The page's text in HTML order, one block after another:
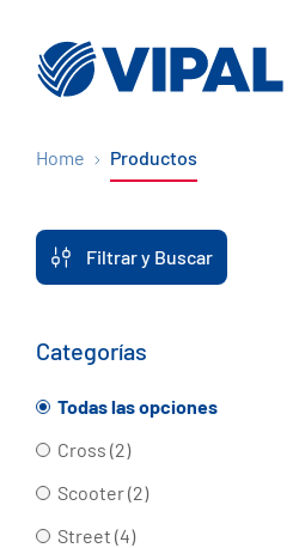
Home Productos
Filtrar y Buscar
Categorías
Todas las opciones
Cross (2)
Scooter (2)
Street (4)